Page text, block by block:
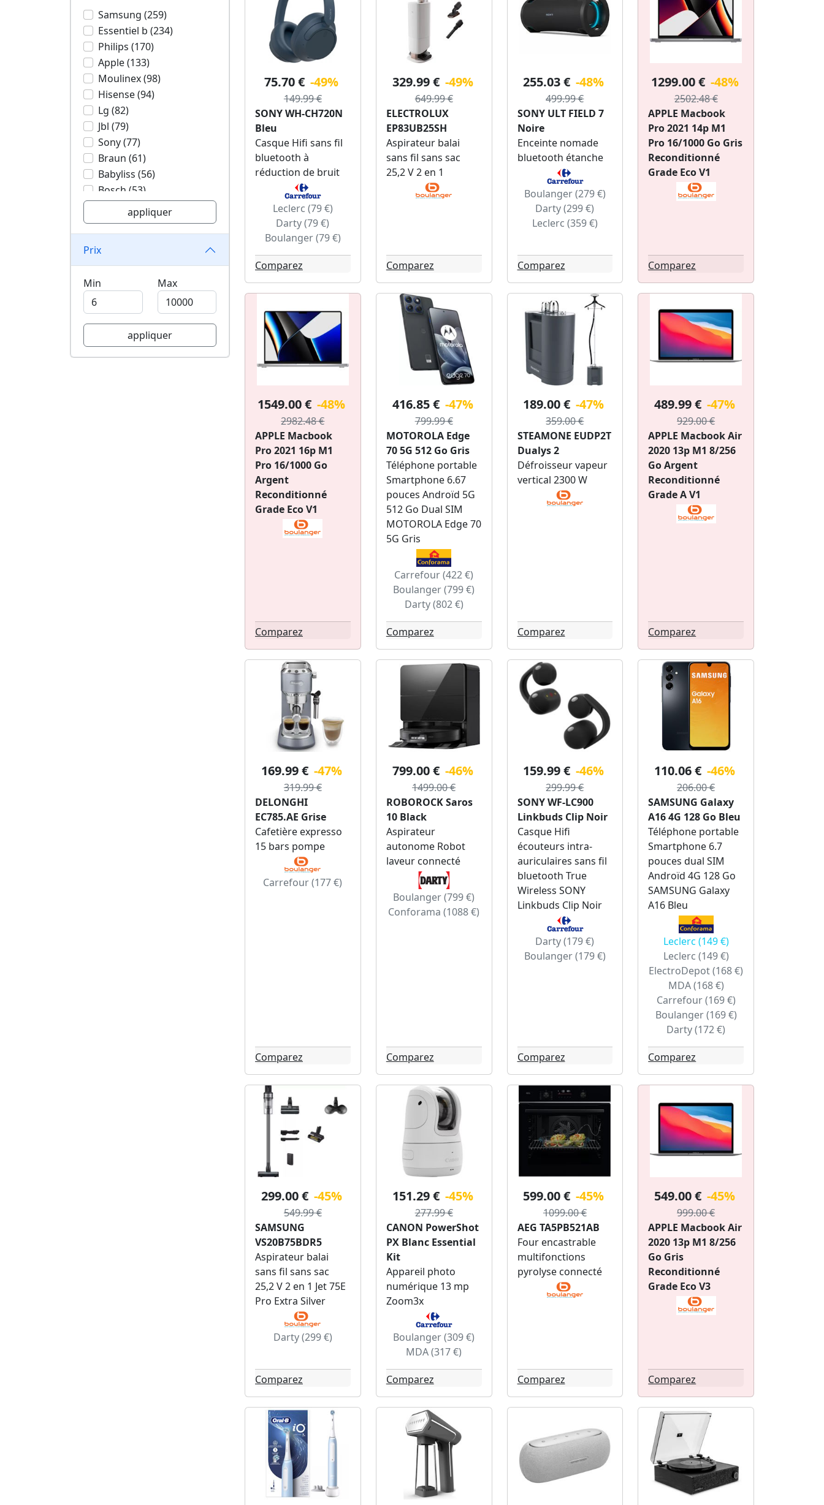
Cuisine/Pâtisserie (11)
Chauffage/Clim (11)
Couture (5)
Samsung (259)
Essentiel b (234)
Philips (170)
Apple (133)
Moulinex (98)
Hisense (94)
Lg (82)
Jbl (79)
Sony (77)
Braun (61)
Babyliss (56)
Bosch (53)
Delonghi (52)
Whirlpool (45)
Hp (44)
Calor (42)
Xiaomi (39)
Logitech (39)
Tp-link (38)
Tefal (36)
appliquer
Prix
Min Max
appliquer
75.70 € -49%
149.99 €
SONY WH-CH720N
Bleu
Casque Hifi sans fil
bluetooth à
réduction de bruit
Leclerc (79 €)
Darty (79 €)
Boulanger (79 €)
Comparez
329.99 € -49%
649.99 €
ELECTROLUX
EP83UB25SH
Aspirateur balai
sans fil sans sac
25,2 V 2 en 1
Comparez
255.03 € -48%
499.99 €
SONY ULT FIELD 7
Noire
Enceinte nomade
bluetooth étanche
Boulanger (279 €)
Darty (299 €)
Leclerc (359 €)
Comparez
1299.00 € -48%
2502.48 €
APPLE Macbook
Pro 2021 14p M1
Pro 16/1000 Go Gris
Reconditionné
Grade Eco V1
Comparez
1549.00 € -48%
2982.48 €
APPLE Macbook
Pro 2021 16p M1
Pro 16/1000 Go
Argent
Reconditionné
Grade Eco V1
Comparez
416.85 € -47%
799.99 €
MOTOROLA Edge
70 5G 512 Go Gris
Téléphone portable
Smartphone 6.67
pouces Androïd 5G
512 Go Dual SIM
MOTOROLA Edge 70
5G Gris
Carrefour (422 €)
Boulanger (799 €)
Darty (802 €)
Comparez
189.00 € -47%
359.00 €
STEAMONE EUDP2T
Dualys 2
Défroisseur vapeur
vertical 2300 W
Comparez
489.99 € -47%
929.00 €
APPLE Macbook Air
2020 13p M1 8/256
Go Argent
Reconditionné
Grade A V1
Comparez
169.99 € -47%
319.99 €
DELONGHI
EC785.AE Grise
Cafetière expresso
15 bars pompe
Carrefour (177 €)
Comparez
799.00 € -46%
1499.00 €
ROBOROCK Saros
10 Black
Aspirateur
autonome Robot
laveur connecté
Boulanger (799 €)
Conforama (1088 €)
Comparez
159.99 € -46%
299.99 €
SONY WF-LC900
Linkbuds Clip Noir
Casque Hifi
écouteurs intra-
auriculaires sans fil
bluetooth True
Wireless SONY
Linkbuds Clip Noir
Darty (179 €)
Boulanger (179 €)
Comparez
110.06 € -46%
206.00 €
SAMSUNG Galaxy
A16 4G 128 Go Bleu
Téléphone portable
Smartphone 6.7
pouces dual SIM
Androïd 4G 128 Go
SAMSUNG Galaxy
A16 Bleu
Leclerc (149 €)
Leclerc (149 €)
ElectroDepot (168 €)
MDA (168 €)
Carrefour (169 €)
Boulanger (169 €)
Darty (172 €)
Comparez
299.00 € -45%
549.99 €
SAMSUNG
VS20B75BDR5
Aspirateur balai
sans fil sans sac
25,2 V 2 en 1 Jet 75E
Pro Extra Silver
Darty (299 €)
Comparez
151.29 € -45%
277.99 €
CANON PowerShot
PX Blanc Essential
Kit
Appareil photo
numérique 13 mp
Zoom3x
Boulanger (309 €)
MDA (317 €)
Comparez
599.00 € -45%
1099.00 €
AEG TA5PB521AB
Four encastrable
multifonctions
pyrolyse connecté
Comparez
549.00 € -45%
999.00 €
APPLE Macbook Air
2020 13p M1 8/256
Go Gris
Reconditionné
Grade Eco V3
Comparez